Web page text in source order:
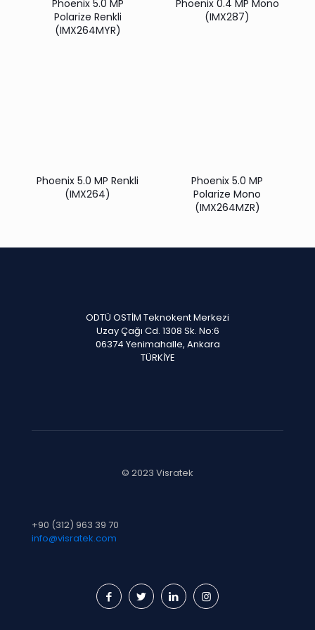
Phoenix 5.0 MP
Polarize Renkli
(IMX264MYR)
Phoenix 0.4 MP Mono
(IMX287)
Phoenix 5.0 MP Renkli
(IMX264)
Phoenix 5.0 MP
Polarize Mono
(IMX264MZR)
ODTÜ OSTİM Teknokent Merkezi
Uzay Çağı Cd. 1308 Sk. No:6
06374 Yenimahalle, Ankara
TÜRKİYE
© 2023 Visratek
+90 (312) 963 39 70
info@visratek.com